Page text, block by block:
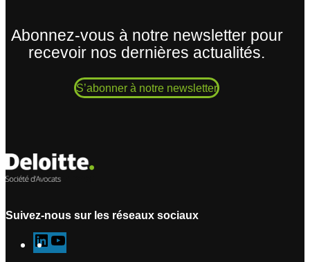
Abonnez-vous à notre newsletter pour
recevoir nos dernières actualités.
S’abonner à notre newsletter
Suivez-nous sur les réseaux sociaux
L
i
o